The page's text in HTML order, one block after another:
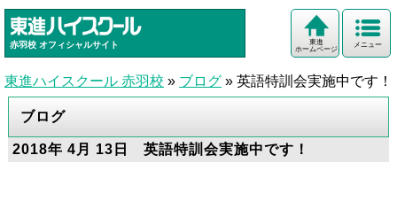
赤羽校 オフィシャルサイト メニュー
東進
ホームページ
東進ハイスクール 赤羽校 » ブログ » 英語特訓会実施中です！
ブログ
2018年 4月 13日 英語特訓会実施中です！